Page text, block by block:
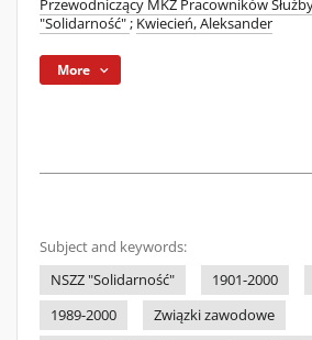
Przewodniczący MKZ Pracowników
"Solidarność"; Kwiecień, Aleksander
More
Subject and keywords:
NSZZ "Solidarność"
1901-2000
1989-2000
Związki zawodowe